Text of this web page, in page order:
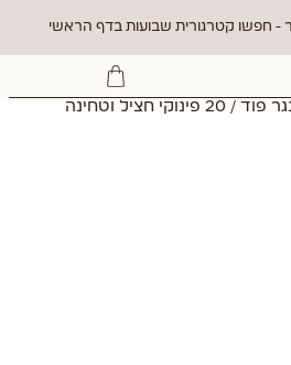
- חפשו קטרגורית שבועות בדף הראשי
פוד / 20 פינוקי חציל וטחינה